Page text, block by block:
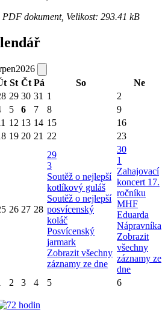
PDF dokument, Velikost: 293.41 kB
2026
St Čt Pá So
Ne
29 30 31 1
2
5 6 7 8
9
12 13 14 15
16
19 20 21 22 23
26 27 28
29
3
Soutěž o nejlepší
kotlíkový guláš
Soutěž o nejlepší
posvícenský
koláč
Posvícenský
jarmark
Zobrazit všechny
záznamy ze dne
30
1
Zahajovací
koncert 17.
ročníku
MHF
Eduarda
Nápravníka
Zobrazit
všechny
záznamy ze
dne
2 3 4 5 6